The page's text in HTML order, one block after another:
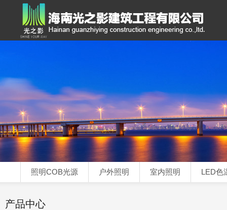
照明COB光源 户外照明 室内照明 LED色
产品中心